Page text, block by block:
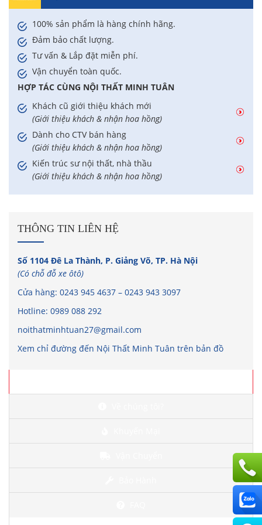
100% sản phẩm là hàng chính hãng.
Đảm bảo chất lượng.
Tư vấn & Lắp đặt miễn phí.
Vận chuyển toàn quốc.
HỢP TÁC CÙNG NỘI THẤT MINH TUÂN
Khách cũ giới thiệu khách mới
(Giới thiệu khách & nhận hoa hồng)
Dành cho CTV bán hàng
(Giới thiệu khách & nhận hoa hồng)
Kiến trúc sư nội thất, nhà thầu
(Giới thiệu khách & nhận hoa hồng)
THÔNG TIN LIÊN HỆ
Số 1104 Đê La Thành, P. Giảng Võ, TP. Hà Nội
(Có chỗ đỗ xe ôtô)
Cửa hàng: 0243 945 4637 – 0243 943 3097
Hotline: 0989 088 292
noithatminhtuan27@gmail.com
Xem chỉ đường đến Nội Thất Minh Tuân trên bản đồ